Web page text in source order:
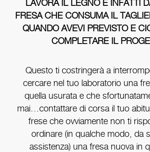
LAVORA IL LEGNO È INFATTI
FRESA CHE CONSUMA IL
QUANDO AVEVI PREVISTO E
COMPLETARE IL
Questo ti costringerà a
cercare nel tuo laboratorio una
quella usurata e che
mai…contattare di corsa il tuo
frese che ovviamente non ti
ordinare (in qualche modo, da
assistenza) una fresa nuova in